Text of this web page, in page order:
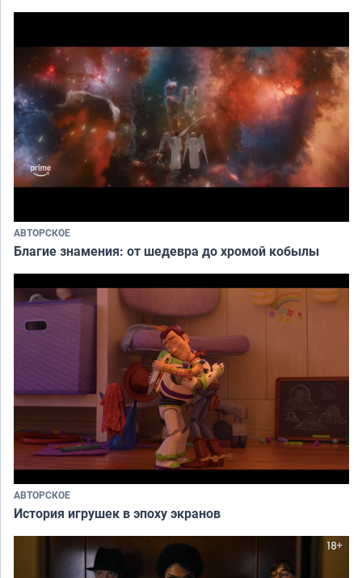
АВТОРСКОЕ
Благие знамения: от шедевра до хромой кобылы
АВТОРСКОЕ
История игрушек в эпоху экранов